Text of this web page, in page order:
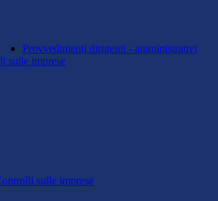
Provvedimenti dirigenti - amministrativi
sulle imprese
sulle imprese